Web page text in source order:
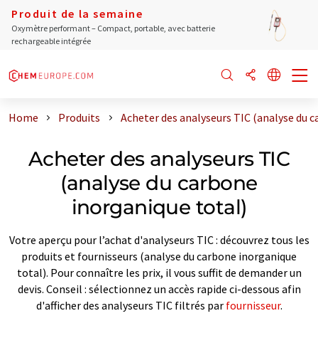
Produit de la semaine
Oxymètre performant – Compact, portable, avec batterie
rechargeable intégrée
Home Produits Acheter des analyseurs TIC (analyse du
Acheter des analyseurs TIC
(analyse du carbone
inorganique total)
Votre aperçu pour l’achat d'analyseurs TIC : découvrez tous les
produits et fournisseurs (analyse du carbone inorganique
total). Pour connaître les prix, il vous suffit de demander un
devis. Conseil : sélectionnez un accès rapide ci-dessous afin
d'afficher des analyseurs TIC filtrés par fournisseur.